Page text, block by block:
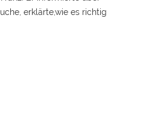
erklärte,wie es richtig